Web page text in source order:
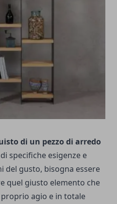
di un pezzo di arredo
specifiche esigenze e
del gusto, bisogna essere
quel giusto elemento che
agio e in totale